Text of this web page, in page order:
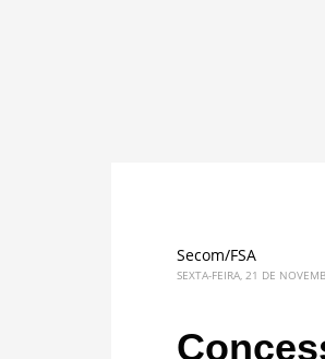
Secom/FSA
SEXTA-FEIRA, 21 DE